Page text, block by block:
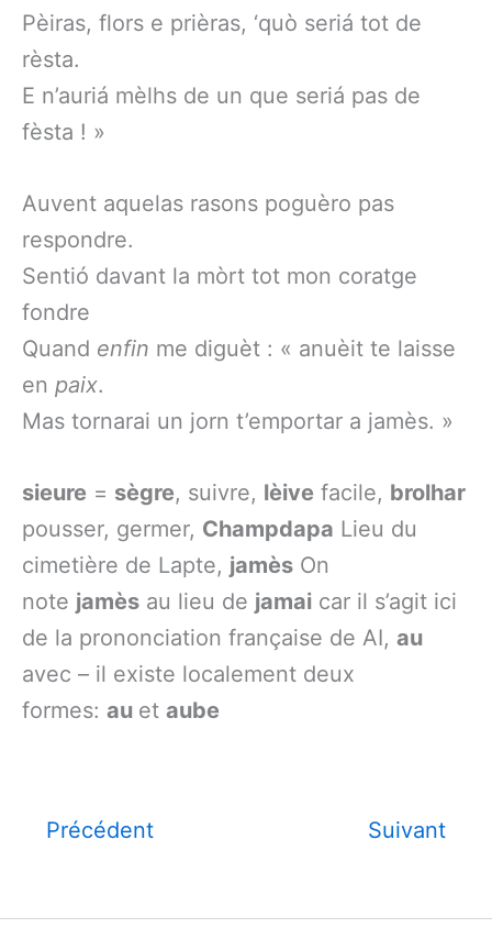
Pèiras, flors e prièras, ‘quò seriá tot de
rèsta.
E n’auriá mèlhs de un que seriá pas de
fèsta ! »
Auvent aquelas rasons poguèro pas
respondre.
Sentió davant la mòrt tot mon coratge
fondre
Quand enfin me diguèt : « anuèit te laisse
en paix.
Mas tornarai un jorn t’emportar a jamès. »
sieure = sègre, suivre, lèive facile, brolhar
pousser, germer, Champdapa Lieu du
cimetière de Lapte, jamès On
note jamès au lieu de jamai car il s’agit ici
de la prononciation française de AI, au
avec – il existe localement deux
formes: au et aube
Précédent Suivant